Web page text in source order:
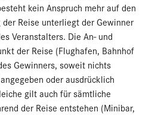
kein Anspruch mehr auf den
Reise unterliegt der Gewinner
Veranstalters. Die An- und
der Reise (Flughafen, Bahnhof
Gewinners, soweit nichts
oder ausdrücklich
gilt auch für sämtliche
der Reise entstehen (Minibar,